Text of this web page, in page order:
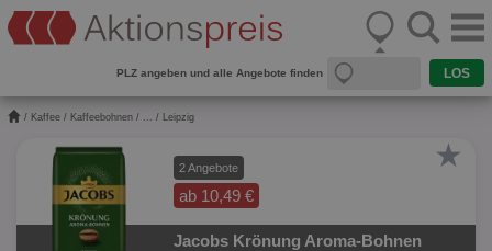
PLZ angeben und alle Angebote finden
/ Kaffee / Kaffeebohnen / ... / Leipzig
2 Angebote
ab 10,49 €
★
Jacobs Krönung Aroma-Bohnen